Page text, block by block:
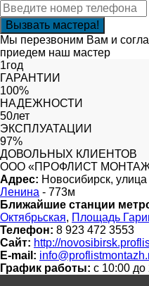
Мы перезвоним Вам и
приедем наш мастер
1год
ГАРАНТИИ
100%
НАДЕЖНОСТИ
50лет
ЭКСПЛУАТАЦИИ
97%
ДОВОЛЬНЫХ КЛИЕНТОВ
ООО «ПРОФЛИСТ
Адрес: Новосибирск,
Ленина - 773м
Ближайшие станции
Октябрьская, Площадь
Телефон: 8 923 472 3553
Сайт: http://
E-mail:
График работы: с 10:00 до